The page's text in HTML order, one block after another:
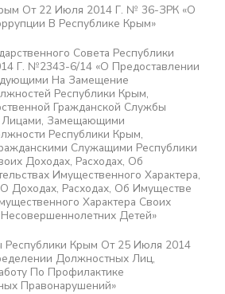
От 22 Июля 2014 Г. № 36-ЗРК «О
В Республике Крым»
Совета Республики
Г. №2343-6/14 «О Предоставлении
На Замещение
Республики Крым,
Гражданской Службы
Лицами, Замещающими
Республики Крым,
Служащими Республики
Доходах, Расходах, Об
Имущественного Характера,
Доходах, Расходах, Об Имуществе
Характера Своих
Детей»
Республики Крым От 25 Июля 2014
Должностных Лиц,
По Профилактике
Правонарушений»